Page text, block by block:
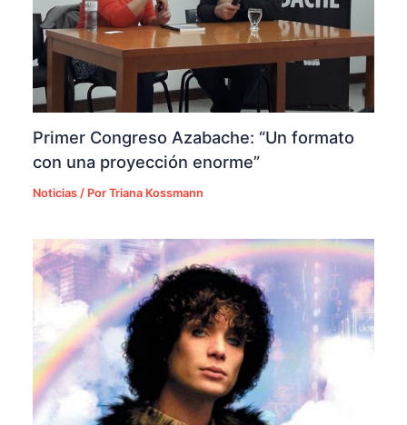
Primer Congreso Azabache: “Un formato
con una proyección enorme”
Noticias / PorTriana Kossmann